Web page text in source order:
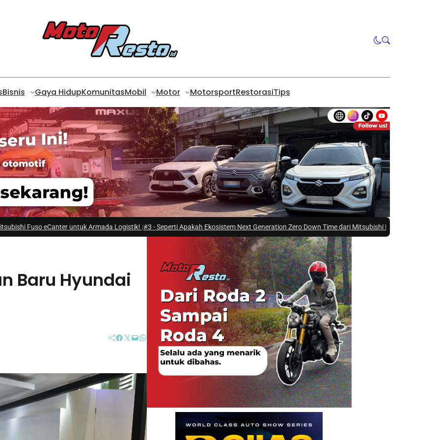
Bisnis Gaya HidupKomunitasMobil Motor MotorsportRestorasiTips
untuk Armada Logistik!|#3 -Seperti Apakah Ekosistem Next Generation Zero Down Time dari Mitsubishi Fuso di GIIAS 2026 ?
Baru Hyundai
Facebook Twitter Mail WhatsApp